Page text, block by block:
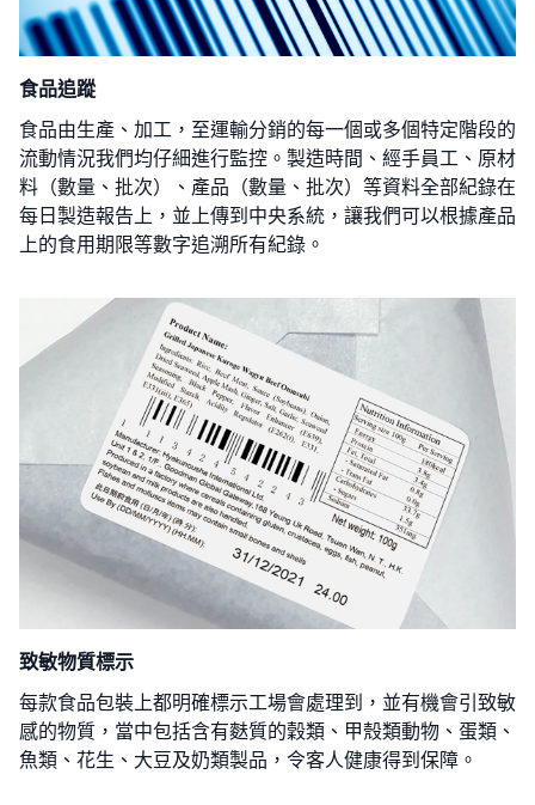
食品追蹤
食品由生產、加工，至運輸分銷的每一個或多個特定階段的
流動情況我們均仔細進行監控。製造時間、經手員工、原材
料（數量、批次）、產品（數量、批次）等資料全部紀錄在
每日製造報告上，並上傳到中央系統，讓我們可以根據產品
上的食用期限等數字追溯所有紀錄。
致敏物質標示
每款食品包裝上都明確標示工場會處理到，並有機會引致敏
感的物質，當中包括含有麩質的穀類、甲殼類動物、蛋類、
魚類、花生、大豆及奶類製品，令客人健康得到保障。